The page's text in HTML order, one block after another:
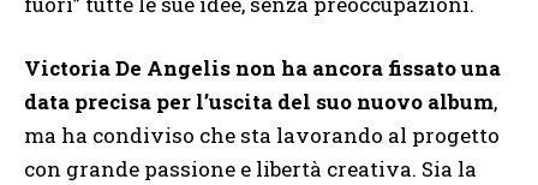
Victoria De Angelis non ha ancora fissato una
data precisa per l’uscita del suo nuovo album,
ma ha condiviso che sta lavorando al progetto
con grande passione e libertà creativa. Sia la